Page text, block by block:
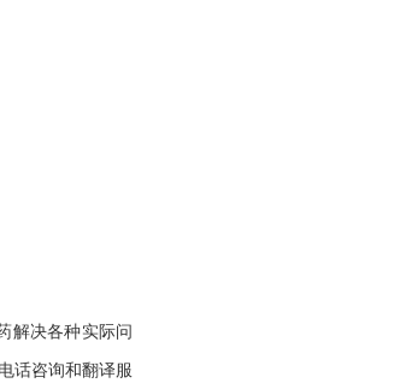
解决各种实际问
话咨询和翻译服